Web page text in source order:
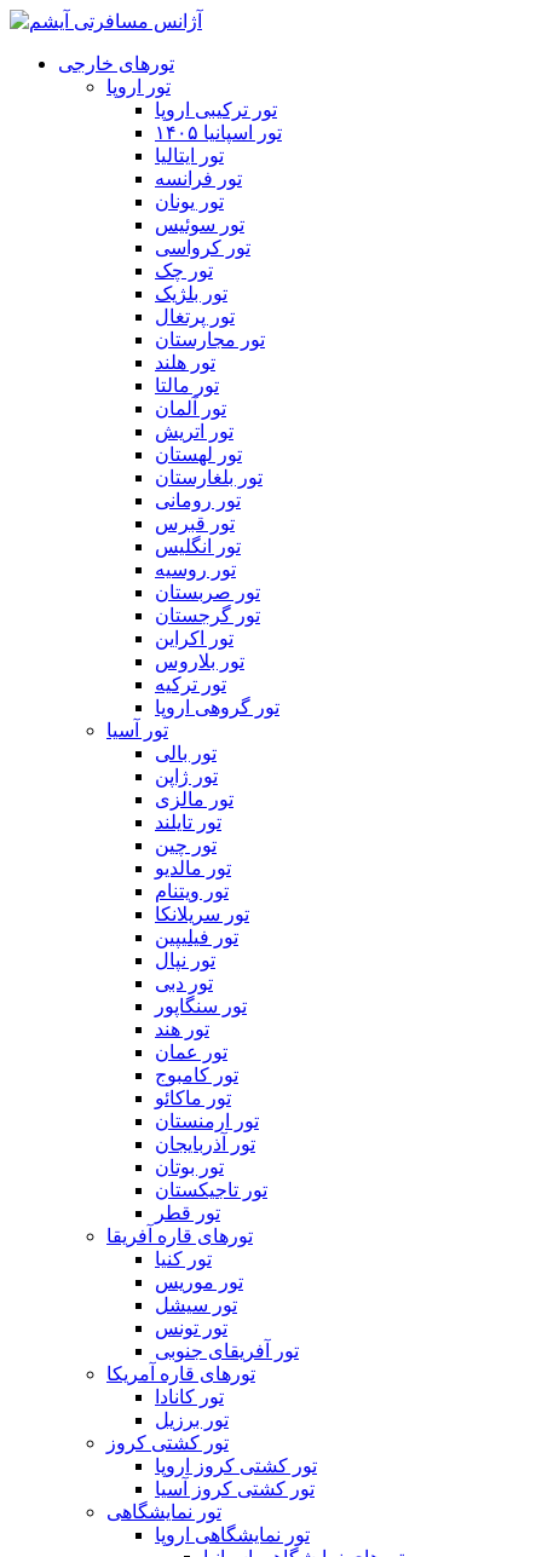
تورهای خارجی
تور اروپا
تور ترکیبی اروپا
تور اسپانیا ۱۴۰۵
تور ایتالیا
تور فرانسه
تور یونان
تور سوئیس
تور کرواسی
تور چک
تور بلژیک
تور پرتغال
تور مجارستان
تور هلند
تور مالتا
تور آلمان
تور اتریش
تور لهستان
تور بلغارستان
تور رومانی
تور قبرس
تور انگلیس
تور روسیه
تور صربستان
تور گرجستان
تور اکراین
تور بلاروس
تور ترکیه
تور گروهی اروپا
تور آسیا
تور بالی
تور ژاپن
تور مالزی
تور تایلند
تور چین
تور مالدیو
تور ویتنام
تور سریلانکا
تور فیلیپین
تور نپال
تور دبی
تور سنگاپور
تور هند
تور عمان
تور کامبوج
تور ماکائو
تور ارمنستان
تور آذربایجان
تور بوتان
تور تاجیکستان
تور قطر
تورهای قاره آفریقا
تور کنیا
تور موریس
تور سیشل
تور تونس
تور آفریقای جنوبی
تورهای قاره آمریکا
تور کانادا
تور برزیل
تور کشتی کروز
تور کشتی کروز اروپا
تور کشتی کروز آسیا
تور نمایشگاهی
تور نمایشگاهی اروپا